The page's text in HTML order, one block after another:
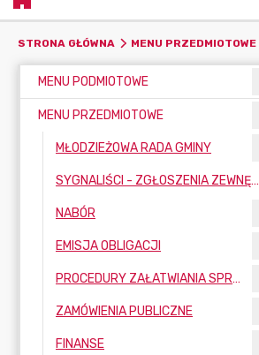
STRONA GŁÓWNA MENU PRZEDMIOTOWE
MENU PODMIOTOWE
MENU PRZEDMIOTOWE
MŁODZIEŻOWA RADA GMINY
SYGNALIŚCI - ZGŁOSZENIA ZEWNĘTRZNE
NABÓR
EMISJA OBLIGACJI
PROCEDURY ZAŁATWIANIA SPRAW
ZAMÓWIENIA PUBLICZNE
FINANSE